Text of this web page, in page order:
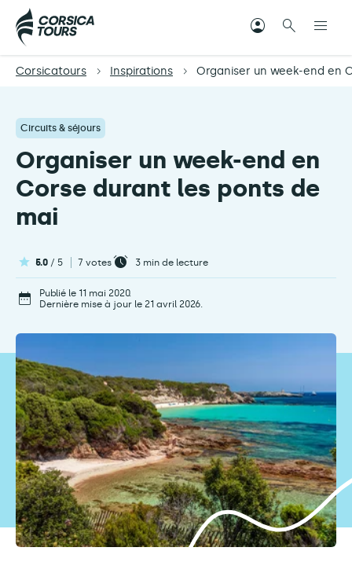
Corsicatours Inspirations Organiser un week-end en
Circuits & séjours
Organiser un week-end en
Corse durant les ponts de
mai
5.0 / 5 7 votes 3 min de lecture
Publié le 11 mai 2020.
Dernière mise à jour le 21 avril 2026.